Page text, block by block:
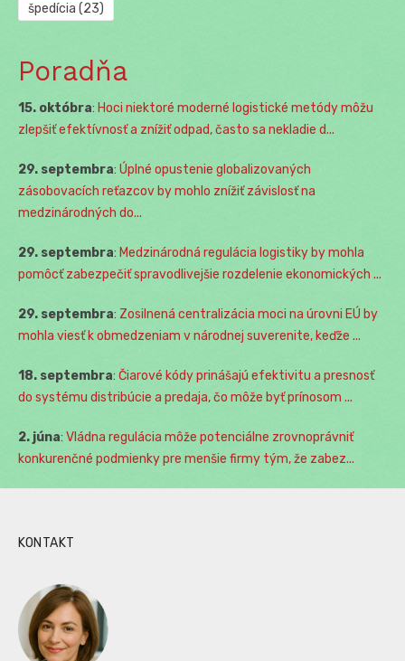
špedícia (23)
Poradňa
15. októbra: Hoci niektoré moderné logistické metódy môžu
zlepšiť efektívnosť a znížiť odpad, často sa nekladie d...
29. septembra: Úplné opustenie globalizovaných
zásobovacích reťazcov by mohlo znížiť závislosť na
medzinárodných do...
29. septembra: Medzinárodná regulácia logistiky by mohla
pomôcť zabezpečiť spravodlivejšie rozdelenie ekonomických ...
29. septembra: Zosilnená centralizácia moci na úrovni EÚ by
mohla viesť k obmedzeniam v národnej suverenite, keďže ...
18. septembra: Čiarové kódy prinášajú efektivitu a presnosť
do systému distribúcie a predaja, čo môže byť prínosom ...
2. júna: Vládna regulácia môže potenciálne zrovnoprávniť
konkurenčné podmienky pre menšie firmy tým, že zabez...
KONTAKT